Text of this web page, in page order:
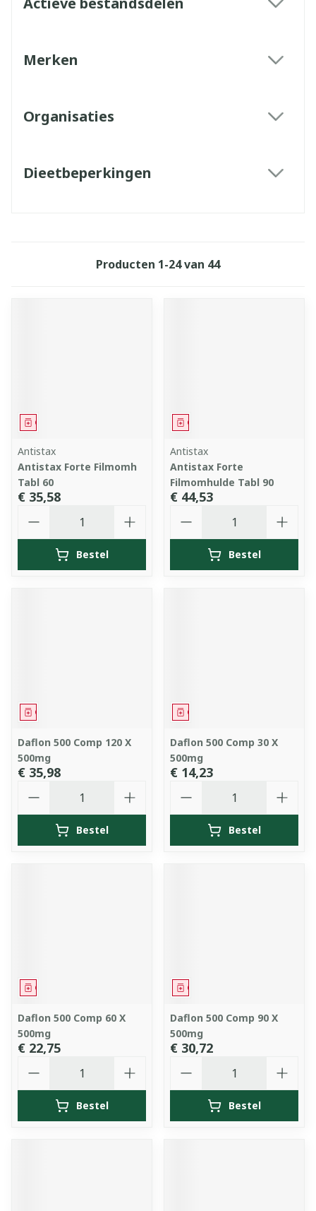
Merken
Organisaties
Dieetbeperkingen
Producten 1-24van 44
Geneesmiddel
Antistax
Antistax Forte Filmomh
Tabl 60
€ 35,58
Bestel
Geneesmiddel
Antistax
Antistax Forte
Filmomhulde Tabl 90
€ 44,53
Bestel
Geneesmiddel
Daflon 500 Comp 120 X
500mg
€ 35,98
Bestel
Geneesmiddel
Daflon 500 Comp 30 X
500mg
€ 14,23
Bestel
Geneesmiddel
Daflon 500 Comp 60 X
500mg
€ 22,75
Bestel
Geneesmiddel
Daflon 500 Comp 90 X
500mg
€ 30,72
Bestel